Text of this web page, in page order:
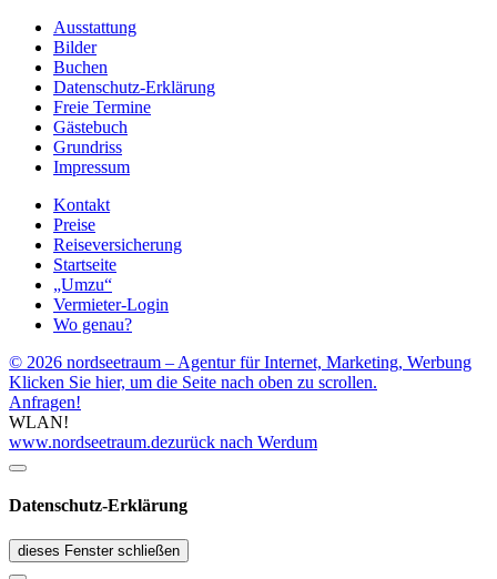
Ausstattung
Bilder
Buchen
Datenschutz-Erklärung
Freie Termine
Gästebuch
Grundriss
Impressum
Kontakt
Preise
Reiseversicherung
Startseite
„Umzu“
Vermieter-Login
Wo genau?
© 2026 nordseetraum – Agentur für Internet, Marketing, Werbung
Klicken Sie hier, um die Seite nach oben zu scrollen.
Anfragen!
WLAN!
www.nordseetraum.dezurück nach Werdum
Datenschutz-Erklärung
dieses Fenster schließen